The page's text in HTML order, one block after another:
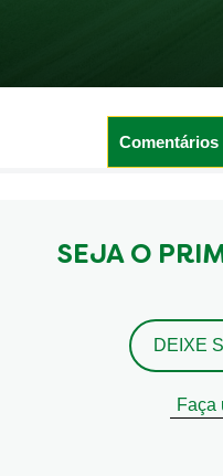
Comentários
SEJA O
DEIXE
Faça